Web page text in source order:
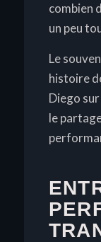
combien
un peu
Le
histoire
Diego
le